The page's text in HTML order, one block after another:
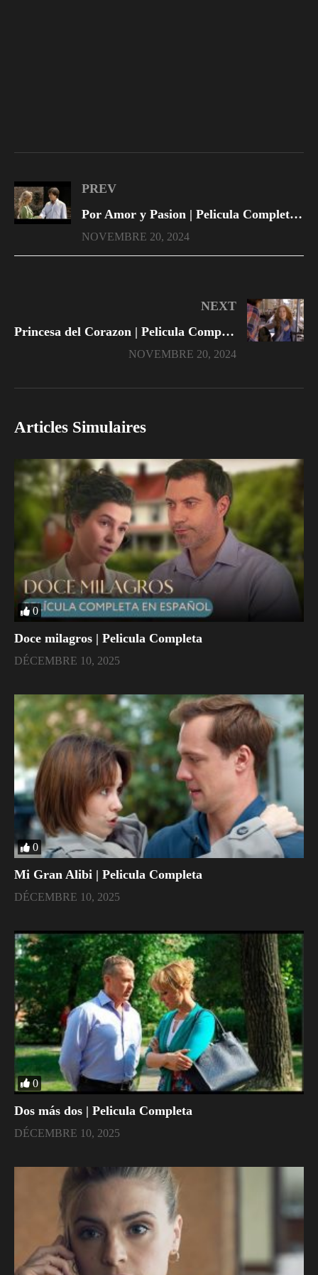
PREV
Por Amor y Pasion | Pelicula Completa En Español Latino
NOVEMBRE 20, 2024
NEXT
Princesa del Corazon | Pelicula Completa En Español Latino
NOVEMBRE 20, 2024
Articles Simulaires
0
Doce milagros | Pelicula Completa
DÉCEMBRE 10, 2025
0
Mi Gran Alibi | Pelicula Completa
DÉCEMBRE 10, 2025
0
Dos más dos | Pelicula Completa
DÉCEMBRE 10, 2025